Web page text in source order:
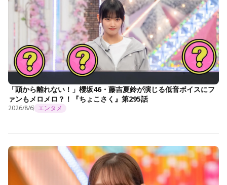
「頭から離れない！」櫻坂46・藤吉夏鈴が演じる低音ボイスにフ
ァンもメロメロ？！『ちょこさく』第295話
2026/8/6 エンタメ